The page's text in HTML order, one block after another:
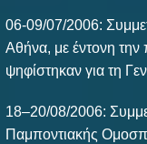
06-09/07/2006:
Αθήνα, με έντονη
ψηφίστηκαν για τη
18–20/08/2006:
Παμποντιακής